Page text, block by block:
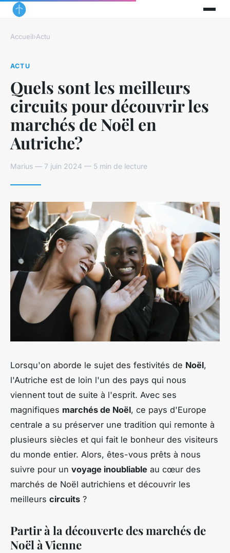
Accueil›Actu
ACTU
Quels sont les meilleurs
circuits pour découvrir les
marchés de Noël en
Autriche?
Marius — 7 juin 2024 — 5 min de lecture
Lorsqu'on aborde le sujet des festivités de Noël,
l'Autriche est de loin l'un des pays qui nous
viennent tout de suite à l'esprit. Avec ses
magnifiques marchés de Noël, ce pays d'Europe
centrale a su préserver une tradition qui remonte à
plusieurs siècles et qui fait le bonheur des visiteurs
du monde entier. Alors, êtes-vous prêts à nous
suivre pour un voyage inoubliable au cœur des
marchés de Noël autrichiens et découvrir les
meilleurs circuits ?
Partir à la découverte des marchés de
Noël à Vienne